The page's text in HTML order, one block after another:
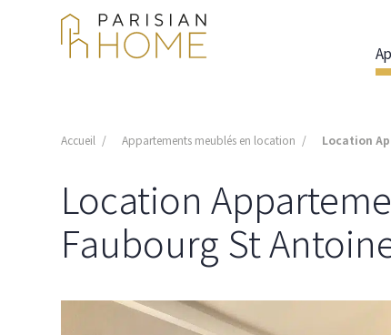
Accueil Appartements meublés en location Location
Location
Faubourg St